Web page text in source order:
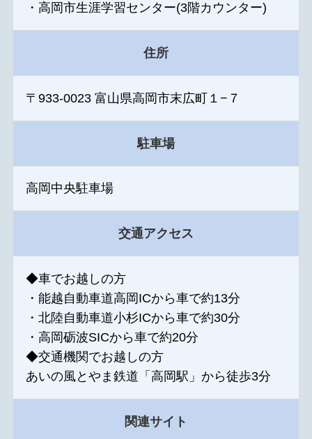
・高岡市生涯学習センター(3階カウンター)
住所
〒933-0023 富山県高岡市末広町１−７
駐車場
高岡中央駐車場
交通アクセス
◆車でお越しの方
・能越自動車道高岡ICから車で約13分
・北陸自動車道小杉ICから車で約30分
・高岡砺波SICから車で約20分
◆交通機関でお越しの方
あいの風とやま鉄道「高岡駅」から徒歩3分
関連サイト